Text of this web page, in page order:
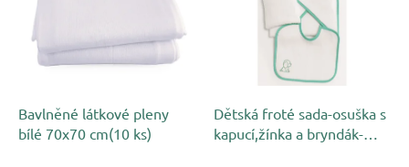
Bavlněné látkové pleny
bílé 70x70 cm(10 ks)
Dětská froté sada-osuška s
kapucí,žínka a bryndák-